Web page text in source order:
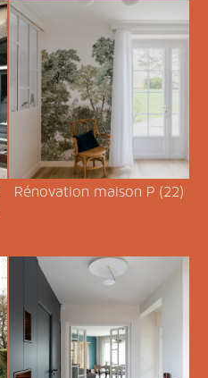
Rénovation maison P (22)